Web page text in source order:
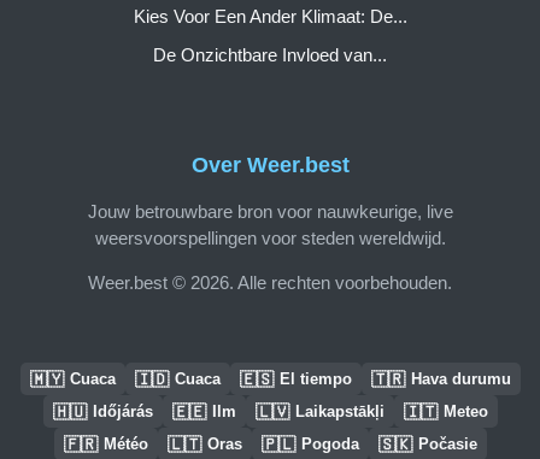
Over Weer.best
Jouw betrouwbare bron voor nauwkeurige, live
weersvoorspellingen voor steden wereldwijd.
Weer.best © 2026. Alle rechten voorbehouden.
Kies Voor Een Ander Klimaat: De...
De Onzichtbare Invloed van...
🇲🇾 Cuaca 🇮🇩 Cuaca 🇪🇸 El tiempo 🇹🇷 Hava durumu
🇭🇺 Időjárás 🇪🇪 Ilm 🇱🇻 Laikapstākļi 🇮🇹 Meteo
🇫🇷 Météo 🇱🇹 Oras 🇵🇱 Pogoda 🇸🇰 Počasie